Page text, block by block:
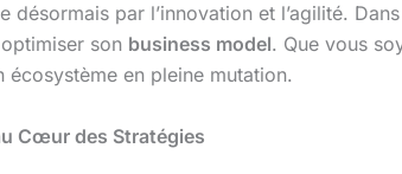
désormais par l’innovation et l’agilité.
son business model. Que vous
en pleine mutation.
Cœur des Stratégies